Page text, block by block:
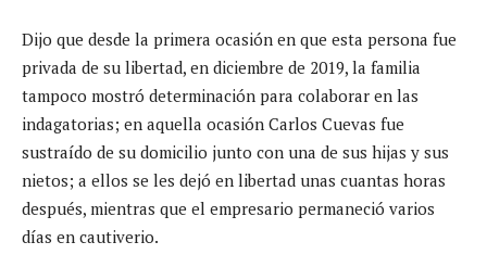
Dijo que desde la primera ocasión en que esta persona fue
privada de su libertad, en diciembre de 2019, la familia
tampoco mostró determinación para colaborar en las
indagatorias; en aquella ocasión Carlos Cuevas fue
sustraído de su domicilio junto con una de sus hijas y sus
nietos; a ellos se les dejó en libertad unas cuantas horas
después, mientras que el empresario permaneció varios
días en cautiverio.